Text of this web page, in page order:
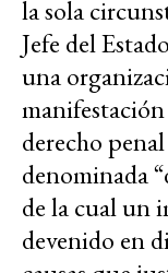
la sola
Jefe del
una
derecho
denominada
de la cual un
devenido en